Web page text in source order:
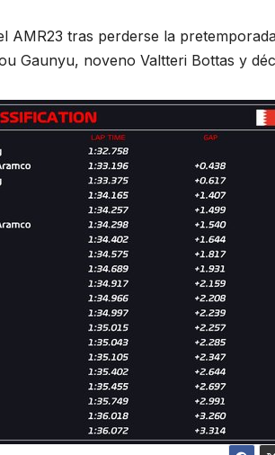
AMR23 tras perderse la
Gaunyu, noveno Valtteri Bottas y